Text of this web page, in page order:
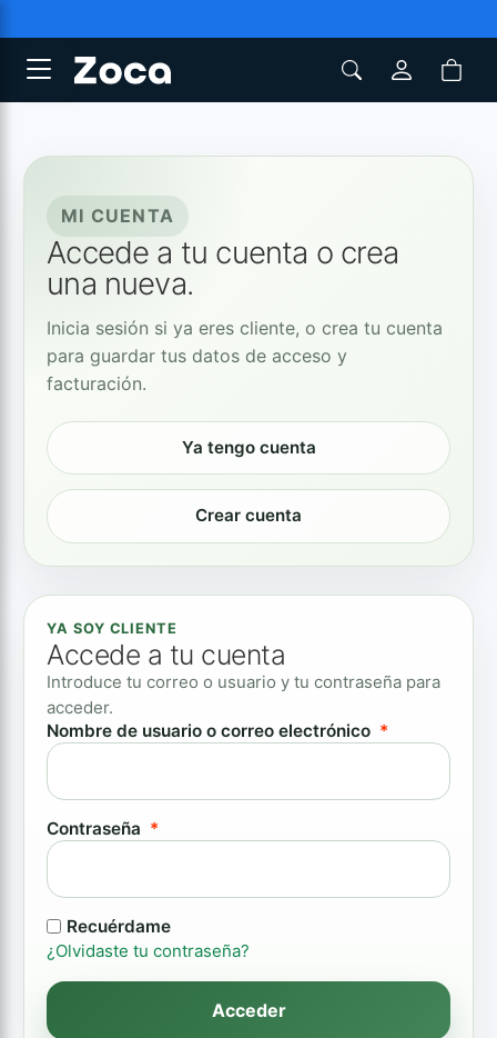
MI CUENTA
Accede a tu cuenta o crea
una nueva.
Inicia sesión si ya eres cliente, o crea tu cuenta
para guardar tus datos de acceso y
facturación.
Ya tengo cuenta
Crear cuenta
YA SOY CLIENTE
Accede a tu cuenta
Introduce tu correo o usuario y tu contraseña para
acceder.
Nombre de usuario o correo electrónico *
Contraseña *
Recuérdame
¿Olvidaste tu contraseña?
Acceder